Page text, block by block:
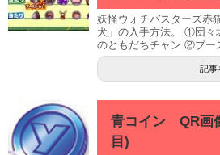
妖怪ウォチバスターズ赤
犬」の入手方法。 ①団々
のともだちチャン ②ブー
記事
青コイン QR画
目)